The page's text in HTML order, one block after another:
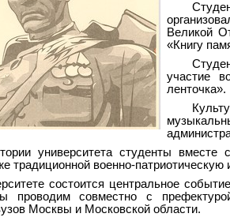
Великой
«Книгу
участие
ленточка».
университета студенты
традиционной военно-патриотическую
состоится центральное
проводим совместно с
Москвы и Московской области.